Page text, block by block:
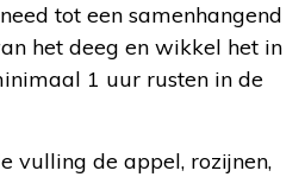
tot een samenhangend
het deeg en wikkel het in
1 uur rusten in de
vulling de appel, rozijnen,